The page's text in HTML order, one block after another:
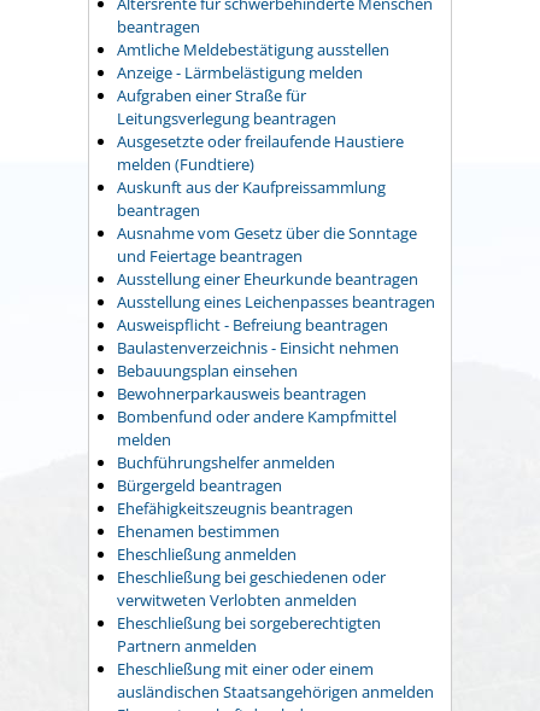
beantragen
Amtliche Meldebestätigung ausstellen
Anzeige - Lärmbelästigung melden
Aufgraben einer Straße für
Leitungsverlegung beantragen
Ausgesetzte oder freilaufende Haustiere
melden (Fundtiere)
Auskunft aus der Kaufpreissammlung
beantragen
Ausnahme vom Gesetz über die Sonntage
und Feiertage beantragen
Ausstellung einer Eheurkunde beantragen
Ausstellung eines Leichenpasses beantragen
Ausweispflicht - Befreiung beantragen
Baulastenverzeichnis - Einsicht nehmen
Bebauungsplan einsehen
Bewohnerparkausweis beantragen
Bombenfund oder andere Kampfmittel
melden
Buchführungshelfer anmelden
Bürgergeld beantragen
Ehefähigkeitszeugnis beantragen
Ehenamen bestimmen
Eheschließung anmelden
Eheschließung bei geschiedenen oder
verwitweten Verlobten anmelden
Eheschließung bei sorgeberechtigten
Partnern anmelden
Eheschließung mit einer oder einem
ausländischen Staatsangehörigen anmelden